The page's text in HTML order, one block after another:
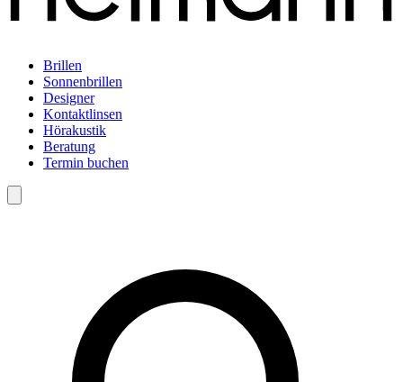
Brillen
Sonnenbrillen
Designer
Kontaktlinsen
Hörakustik
Beratung
Termin buchen